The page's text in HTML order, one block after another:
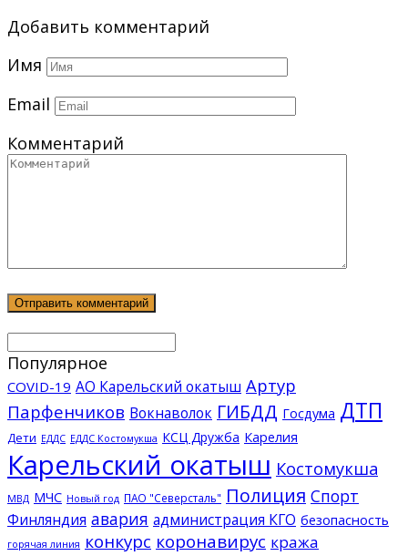
Добавить комментарий
Имя
Email
Комментарий
Популярное
COVID-19 АО Карельский окатыш Артур
Парфенчиков Вокнаволок ГИБДД Госдума ДТП
Дети ЕДДС ЕДДС Костомукша КСЦ Дружба Карелия
Карельский окатыш Костомукша
МВД МЧС Новый год ПАО "Северсталь" Полиция Спорт
Финляндия авария администрация КГО безопасность
горячая линия конкурс коронавирус кража